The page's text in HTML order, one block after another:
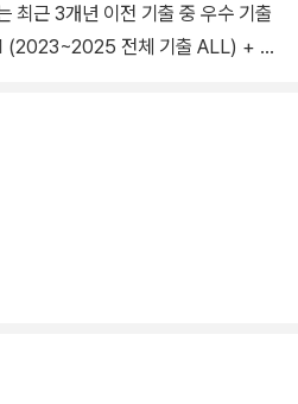
최근 3개년 이전 기출 중 우수 기출
(2023~2025 전체 기출 ALL) + B
하고, BOOK2로 과거 기출 중 우
벽한 기출 학습을 할 수 있다. 역대 모
율적인 기출 학습이 아닌, 효율적
근 3개년을 기준으로 BOOK1과 B
의 학교, 학원 선생님들이 참여하여